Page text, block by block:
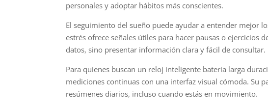
personales y adoptar hábitos más conscientes.
El seguimiento del sueño puede ayudar a entender mejor
estrés ofrece señales útiles para hacer pausas o ejercicios
datos, sino presentar información clara y fácil de consultar.
Para quienes buscan un reloj inteligente bateria larga
mediciones continuas con una interfaz visual cómoda. Su
resúmenes diarios, incluso cuando estás en movimiento.